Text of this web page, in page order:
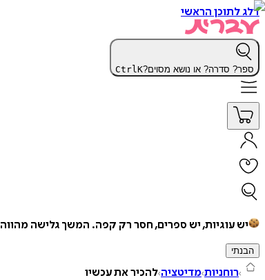
דלג לתוכן הראשי
ספר? סדרה? או נושא מסוים? CtrlK
יש עוגיות, יש ספרים, חסר רק קפה. המשך גלישה מהווה
הבנתי
רוחניות מדיטציה להכיר את עכשיו